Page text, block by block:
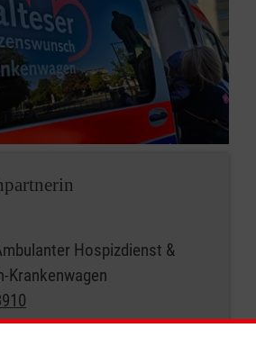
Hospizdienst &
Krankenwagen